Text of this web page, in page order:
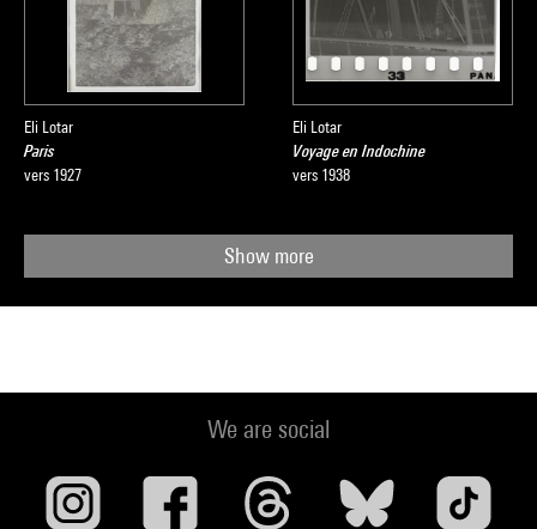
Eli Lotar
Paris
vers 1927
Eli Lotar
Voyage en Indochine
vers 1938
Show more
We are social